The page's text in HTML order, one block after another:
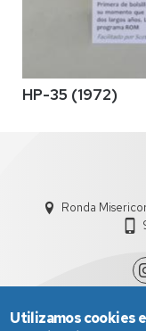
HP-35 (1972)
Ronda
Utilizamos cookies